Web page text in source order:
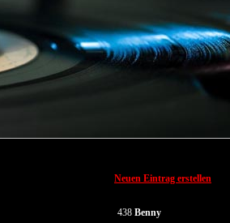
Neuen Eintrag erstellen
438 Benny